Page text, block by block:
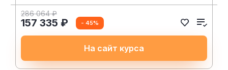
286 064 ₽
157 335 ₽ - 45%
На сайт курса